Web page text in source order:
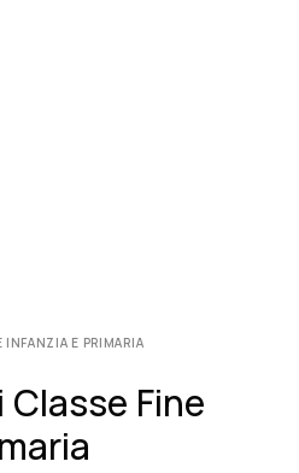
E PRIMARIA
Classe Fine